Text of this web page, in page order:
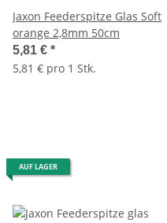
Jaxon Feederspitze Glas Soft
orange 2,8mm 50cm
5,81 € *
5,81 € pro 1 Stk.
AUF LAGER